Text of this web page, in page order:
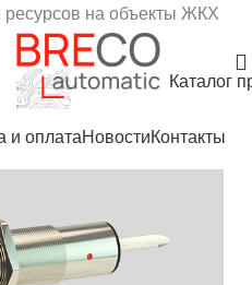
ресурсов на объекты ЖКХ
Каталог
и оплатаНовостиКонтакты